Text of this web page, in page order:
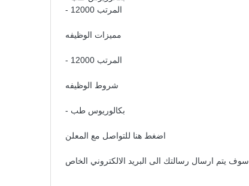
- المرتب 12000
مميزات الوظيفه
- المرتب 12000
شروط الوظيفه
- بكالوريوس طب
اضغط هنا للتواصل مع المعلن
سوف يتم ارسال رسالتك الى البريد الالكتروني الخاص